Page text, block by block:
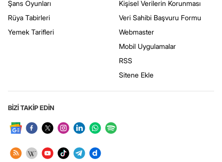
Şans Oyunları
Rüya Tabirleri
Yemek Tarifleri
Kişisel Verilerin Korunması
Veri Sahibi Başvuru Formu
Webmaster
Mobil Uygulamalar
RSS
Sitene Ekle
BİZİ TAKİP EDİN